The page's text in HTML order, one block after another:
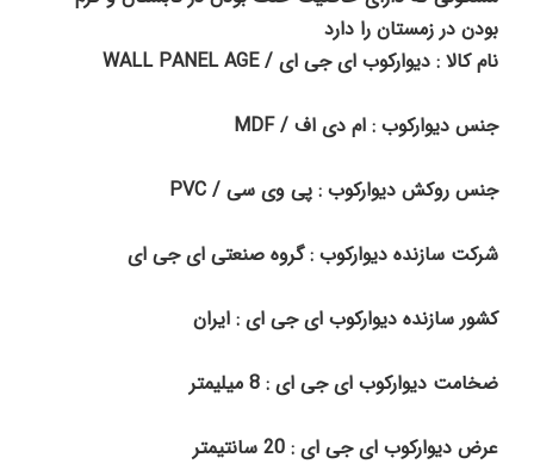
بودن در زمستان را دارد
نام کالا : دیوارکوب ای جی ای / WALL PANEL AGE
جنس دیوارکوب : ام دی اف / MDF
جنس روکش دیوارکوب : پی وی سی / PVC
شرکت سازنده دیوارکوب : گروه صنعتی ای جی ای
کشور سازنده دیوارکوب ای جی ای : ایران
ضخامت دیوارکوب ای جی ای : 8 میلیمتر
عرض دیوارکوب ای جی ای : 20 سانتیمتر